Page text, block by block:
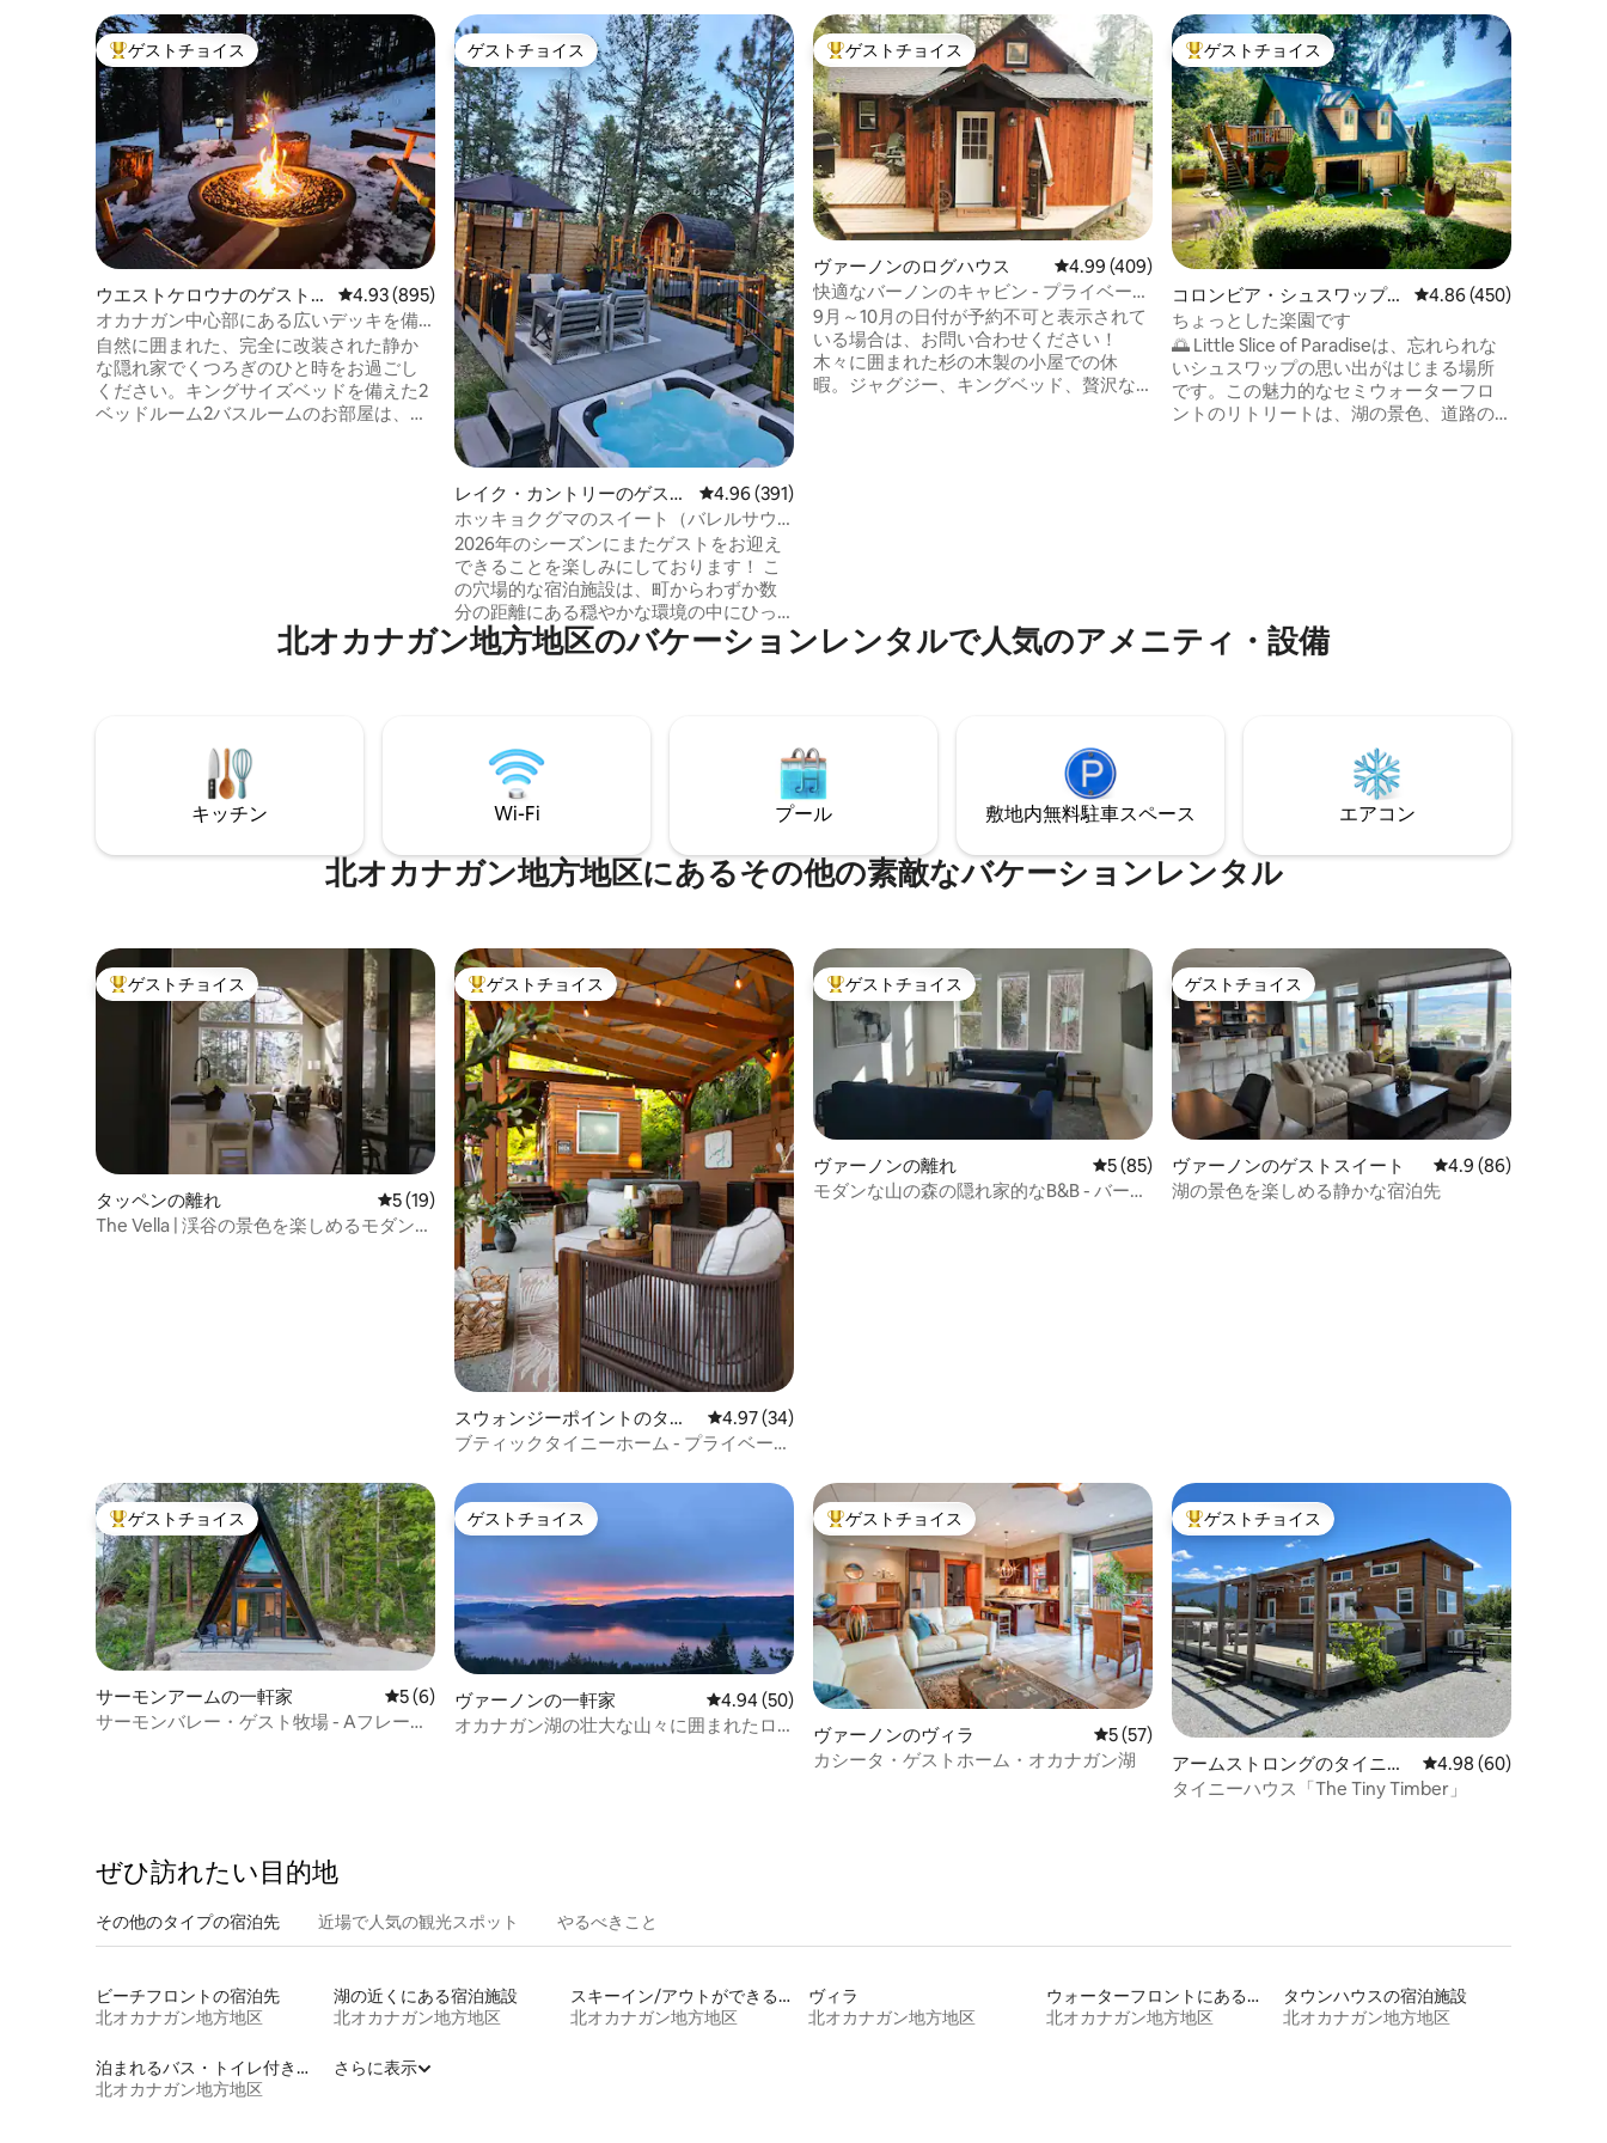
大好評のゲストチョイスです。
ゲストチョイス
ウエストケロウナのゲストス
イート
レビュー895件、5つ星中4.93つ星の平均評価
4.93 (895)
オカナガン中心部にある広いデッキを備
えた専用スイート
自然に囲まれた、完全に改装された静か
な隠れ家でくつろぎのひと時をお過ごし
ください。キングサイズベッドを備えた2
ベッドルーム2バスルームのお部屋は、ス
ま自然の中に足を踏み入れてみてはいか
がでしょうか。 スイートはデザイナーズ
ゲストチョイス
ゲストチョイス
レイク・カントリーのゲスト
スイート
レビュー391件、5つ星中4.96つ星の平均評価
4.96 (391)
ホッキョクグマのスイート（バレルサウ
ナ＆ホットタブ付）
2026年のシーズンにまたゲストをお迎え
できることを楽しみにしております！ こ
の穴場的な宿泊施設は、町からわずか数
分の距離にある穏やかな環境の中にひっ
そりと佇むプライベートな敷地内にあり
ます。この宿泊先は、くつろぎと利便性
イベートバーベキューをフルにご利用い
ただけます。 *承認があればペットOK リ
ラックスした休暇をお探しの場合でも、
オカナガンを探索するための便利な拠点
をお探しの場合でも、このプライベート
な隠れ家的な宿泊先がお客様をお迎えす
る準備が整っています。
大好評のゲストチョイスです。
ゲストチョイス
ヴァーノンのログハウス レビュー409件、5つ星中4.99つ星の平均評価
4.99 (409)
快適なバーノンのキャビン - プライベート
ジャグジー＆デッキ - キングサイズ
9月～10月の日付が予約不可と表示されて
いる場合は、お問い合わせください！
木々に囲まれた杉の木製の小屋での休
暇。ジャグジー、キングベッド、贅沢な
で、トレイル、オカナガン湖、無限の冒
険に近いです。
大好評のゲストチョイスです。
ゲストチョイス
コロンビア・シュスワップF
の一軒家
レビュー450件、5つ
4.86 (450)
ちょっとした楽園です
🌅 Little Slice of Paradiseは、忘れられな
いシュスワップの思い出がはじまる場所
です。この魅力的なセミウォーターフロ
ントのリトリートは、湖の景色、道路の
プル、お友達との旅に最適な場所です。
北オカナガン地方地区のバケーションレンタルで人気のアメニティ・設備
キッチン Wi-Fi プール 敷地内無料駐⁠車ス⁠ペ⁠ー⁠ス エアコン
北オカナガン地方地区にあるその他の素敵なバケーションレンタル
大好評のゲストチョイスです。
ゲストチョイス
タッペンの離れ レビュー19件、5つ星中5つ星の平均評価
5 (19)
The Vella | 渓谷の景色を楽しめるモダンな
大好評のゲストチョイスです。
ゲストチョイス
スウォンジーポイントのタイ
ニーハウス
レビュー34件、5つ星中4.97つ星の平均評価
4.97 (34)
ブティックタイニーホーム - プライベート
大好評のゲストチョイスです。
ゲストチョイス
ヴァーノンの離れ レビュー85件、5つ星中5つ星の平均評価
5 (85)
モダンな山の森の隠れ家的なB&B - バーノ
ゲストチョイス
ゲストチョイス
ヴァーノンのゲストスイート レビュー86件、5つ
4.9 (86)
湖の景色を楽しめる静かな宿泊先
大好評のゲストチョイスです。
ゲストチョイス
サーモンアームの一軒家 レビュー6件、5つ星中5つ星の平均評価
5 (6)
サーモンバレー・ゲスト牧場 - Aフレーム
ゲストチョイス
ゲストチョイス
ヴァーノンの一軒家 レビュー50件、5つ星中4.94つ星の平均評価
4.94 (50)
オカナガン湖の壮大な山々に囲まれたロ
大好評のゲストチョイスです。
ゲストチョイス
ヴァーノンのヴィラ レビュー57件、5つ星中5つ星の平均評価
5 (57)
カシータ・ゲストホーム・オカナガン湖
大好評のゲストチョイスです。
ゲストチョイス
アームストロングのタイニー
ハウス
レビュー60件、5つ星
4.98 (60)
タイニーハウス「The Tiny Timber」
ぜひ訪⁠れ⁠た⁠い目⁠的⁠地
その他のタ⁠イ⁠プ⁠の宿⁠泊⁠先 近場で人気の観光スポット やるべきこと
ビーチフロントの宿泊先
北オカナガン地方地区
湖の近くにある宿泊施設
北オカナガン地方地区
スキーイン/アウトができる宿泊先
北オカナガン地方地区
ヴィラ
北オカナガン地方地区
ウォーターフロントにある宿泊施設
北オカナガン地方地区
タウンハウスの宿泊施設
北オカナガン地方地区
泊まれるバス・トイレ付き個室
北オカナガン地方地区
さらに表示